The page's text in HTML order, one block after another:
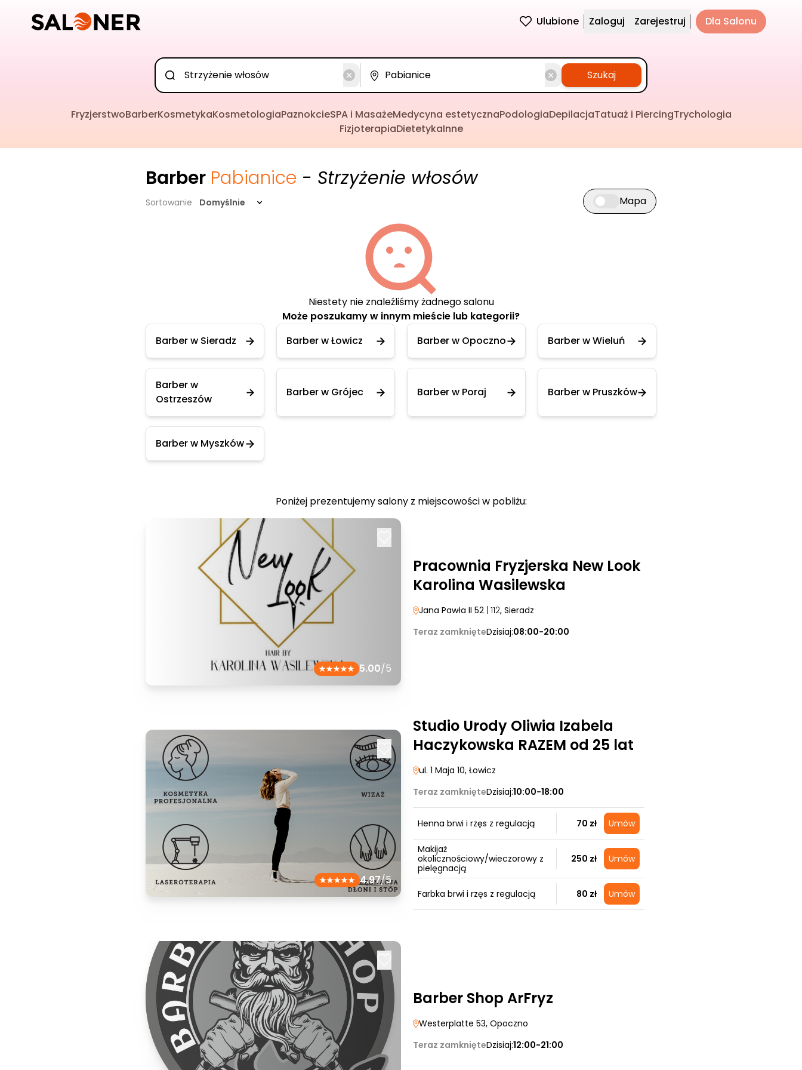
Ulubione Zaloguj Zarejestruj Dla Salonu
Szukaj
FryzjerstwoBarberKosmetykaKosmetologiaPaznokcieSPA i MasażeMedycyna estetycznaPodologiaDepilacjaTatuaż i PiercingTrychologia
FizjoterapiaDietetykaInne
Barber Pabianice - Strzyżenie włosów
Sortowanie Domyślnie Przełącz widok mapy
Mapa
Niestety nie znaleźliśmy żadnego salonu
Może poszukamy w innym mieście lub kategorii?
Barber w Sieradz
Barber w Łowicz Barber w Opoczno Barber w Wieluń
Barber w
Ostrzeszów
Barber w Grójec Barber w Poraj Barber w Pruszków
Barber w Myszków
Poniżej prezentujemy salony z miejscowości w pobliżu:
5.00/5
Pracownia Fryzjerska New Look
Karolina Wasilewska
Jana Pawła II 52 | 112, Sieradz
Teraz zamknięteDzisiaj:08:00-20:00
4.97/5
Studio Urody Oliwia Izabela
Haczykowska RAZEM od 25 lat
ul. 1 Maja 10, Łowicz
Teraz zamknięteDzisiaj:10:00-18:00
Henna brwi i rzęs z regulacją 70 zł Umów
Makijaż
okolicznościowy/wieczorowy z
pielęgnacją
250 zł Umów
Farbka brwi i rzęs z regulacją 80 zł Umów
Barber Shop ArFryz
Westerplatte 53, Opoczno
Teraz zamknięteDzisiaj:12:00-21:00